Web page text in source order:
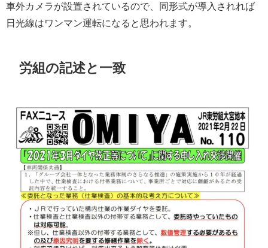
車外カメラが設置されているので、同形式が導入されれば
日光線はワンマン運転になると思われます。
労組の記述と一致